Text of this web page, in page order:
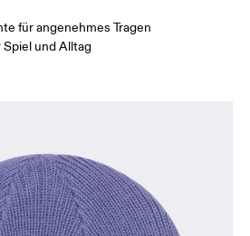
für angenehmes Tragen
und Alltag